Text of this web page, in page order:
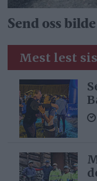
Send oss
Mest lest